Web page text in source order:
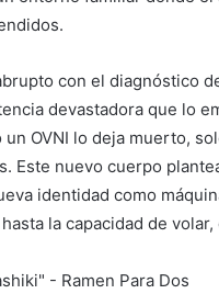
con el diagnóstico
devastadora que lo
OVNI lo deja muerto,
Este nuevo cuerpo
identidad como
la capacidad de